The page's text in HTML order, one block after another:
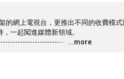
的網上電視台，更推出不同的收費模
一起闖進媒體新領域。
…
...more